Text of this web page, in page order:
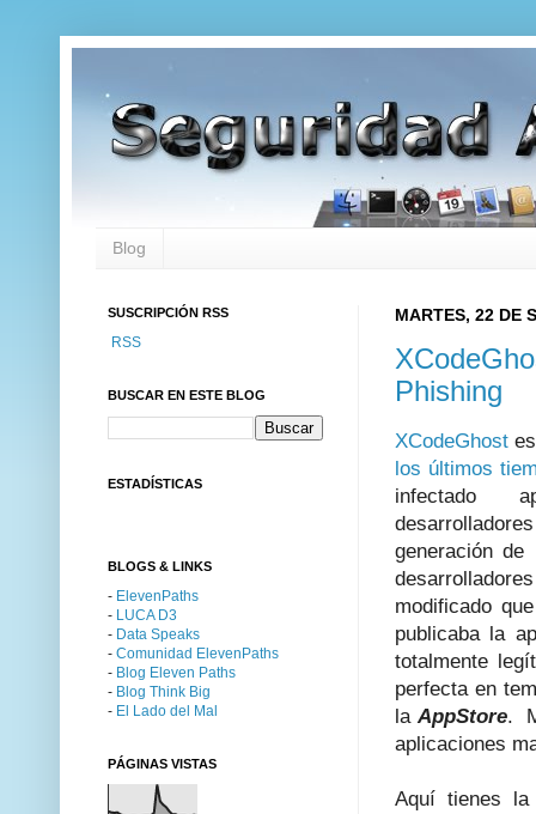
Blog
MARTES, 22 DE
Phishing
XCodeGhost
los últimos
infectado
generación
modificado
publicaba la
totalmente
perfecta en
laAppStore.
aplicaciones
Aquí tienes
SUSCRIPCIÓN RSS
RSS
BUSCAR EN ESTE BLOG
ESTADÍSTICAS
BLOGS & LINKS
- ElevenPaths
- LUCA D3
- Data Speaks
- Comunidad ElevenPaths
- Blog Eleven Paths
- Blog Think Big
- El Lado del Mal
PÁGINAS VISTAS